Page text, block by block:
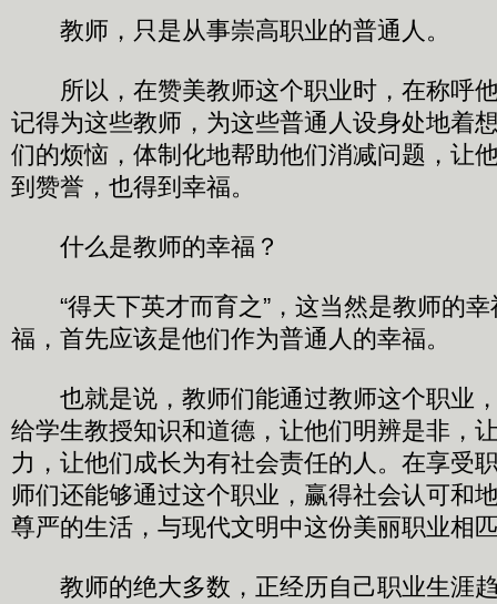
教师，只是从事崇高职业的普通人。
所以，在赞美教师这个职业时，在称呼他
记得为这些教师，为这些普通人设身处地着
们的烦恼，体制化地帮助他们消减问题，让
到赞誉，也得到幸福。
什么是教师的幸福？
“得天下英才而育之”，这当然是教师的幸
福，首先应该是他们作为普通人的幸福。
也就是说，教师们能通过教师这个职业
给学生教授知识和道德，让他们明辨是非，
力，让他们成长为有社会责任的人。在享受
师们还能够通过这个职业，赢得社会认可和
尊严的生活，与现代文明中这份美丽职业相
教师的绝大多数，正经历自己职业生涯